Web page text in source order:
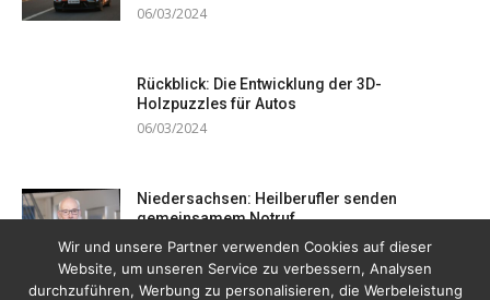
06/03/2024
Rückblick: Die Entwicklung der 3D-
Holzpuzzles für Autos
06/03/2024
Niedersachsen: Heilberufler senden
gemeinsamem Notruf
19/12/2023
Wir und unsere Partner verwenden Cookies auf dieser
Website, um unseren Service zu verbessern, Analysen
durchzuführen, Werbung zu personalisieren, die Werbeleistung